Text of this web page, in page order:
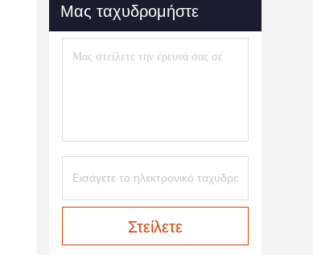
Μας ταχυδρομήστε
Στείλετε